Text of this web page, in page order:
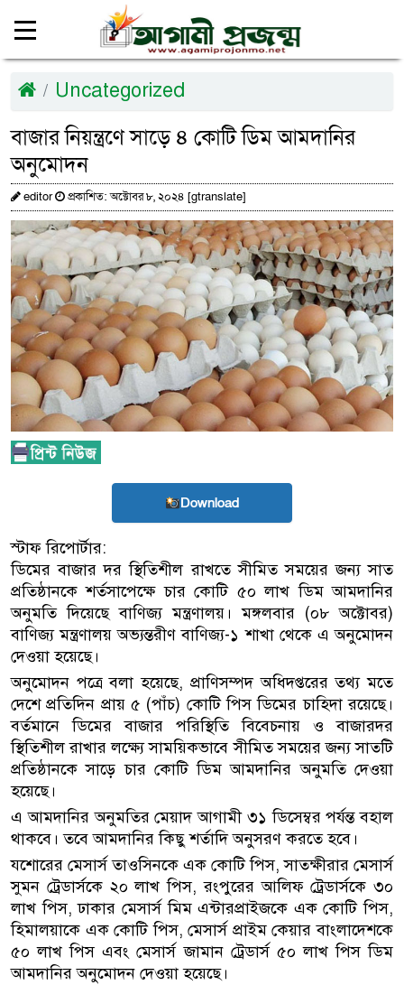
Uncategorized
বাজার নিয়ন্ত্রণে সাড়ে ৪ কোটি ডিম আমদানির
অনুমোদন
editor প্রকাশিত: অক্টোবর ৮, ২০২৪ [gtranslate]
Download
স্টাফ রিপোর্টার:
ডিমের বাজার দর স্থিতিশীল রাখতে সীমিত সময়ের জন্য সাত
প্রতিষ্ঠানকে শর্তসাপেক্ষে চার কোটি ৫০ লাখ ডিম আমদানির
অনুমতি দিয়েছে বাণিজ্য মন্ত্রণালয়। মঙ্গলবার (০৮ অক্টোবর)
বাণিজ্য মন্ত্রণালয় অভ্যন্তরীণ বাণিজ্য-১ শাখা থেকে এ অনুমোদন
দেওয়া হয়েছে।
অনুমোদন পত্রে বলা হয়েছে, প্রাণিসম্পদ অধিদপ্তরের তথ্য মতে
দেশে প্রতিদিন প্রায় ৫ (পাঁচ) কোটি পিস ডিমের চাহিদা রয়েছে।
বর্তমানে ডিমের বাজার পরিস্থিতি বিবেচনায় ও বাজারদর
স্থিতিশীল রাখার লক্ষ্যে সাময়িকভাবে সীমিত সময়ের জন্য সাতটি
প্রতিষ্ঠানকে সাড়ে চার কোটি ডিম আমদানির অনুমতি দেওয়া
হয়েছে।
এ আমদানির অনুমতির মেয়াদ আগামী ৩১ ডিসেম্বর পর্যন্ত বহাল
থাকবে। তবে আমদানির কিছু শর্তাদি অনুসরণ করতে হবে।
যশোরের মেসার্স তাওসিনকে এক কোটি পিস, সাতক্ষীরার মেসার্স
সুমন ট্রেডার্সকে ২০ লাখ পিস, রংপুরের আলিফ ট্রেডার্সকে ৩০
লাখ পিস, ঢাকার মেসার্স মিম এন্টারপ্রাইজকে এক কোটি পিস,
হিমালয়াকে এক কোটি পিস, মেসার্স প্রাইম কেয়ার বাংলাদেশকে
৫০ লাখ পিস এবং মেসার্স জামান ট্রেডার্স ৫০ লাখ পিস ডিম
আমদানির অনুমোদন দেওয়া হয়েছে।